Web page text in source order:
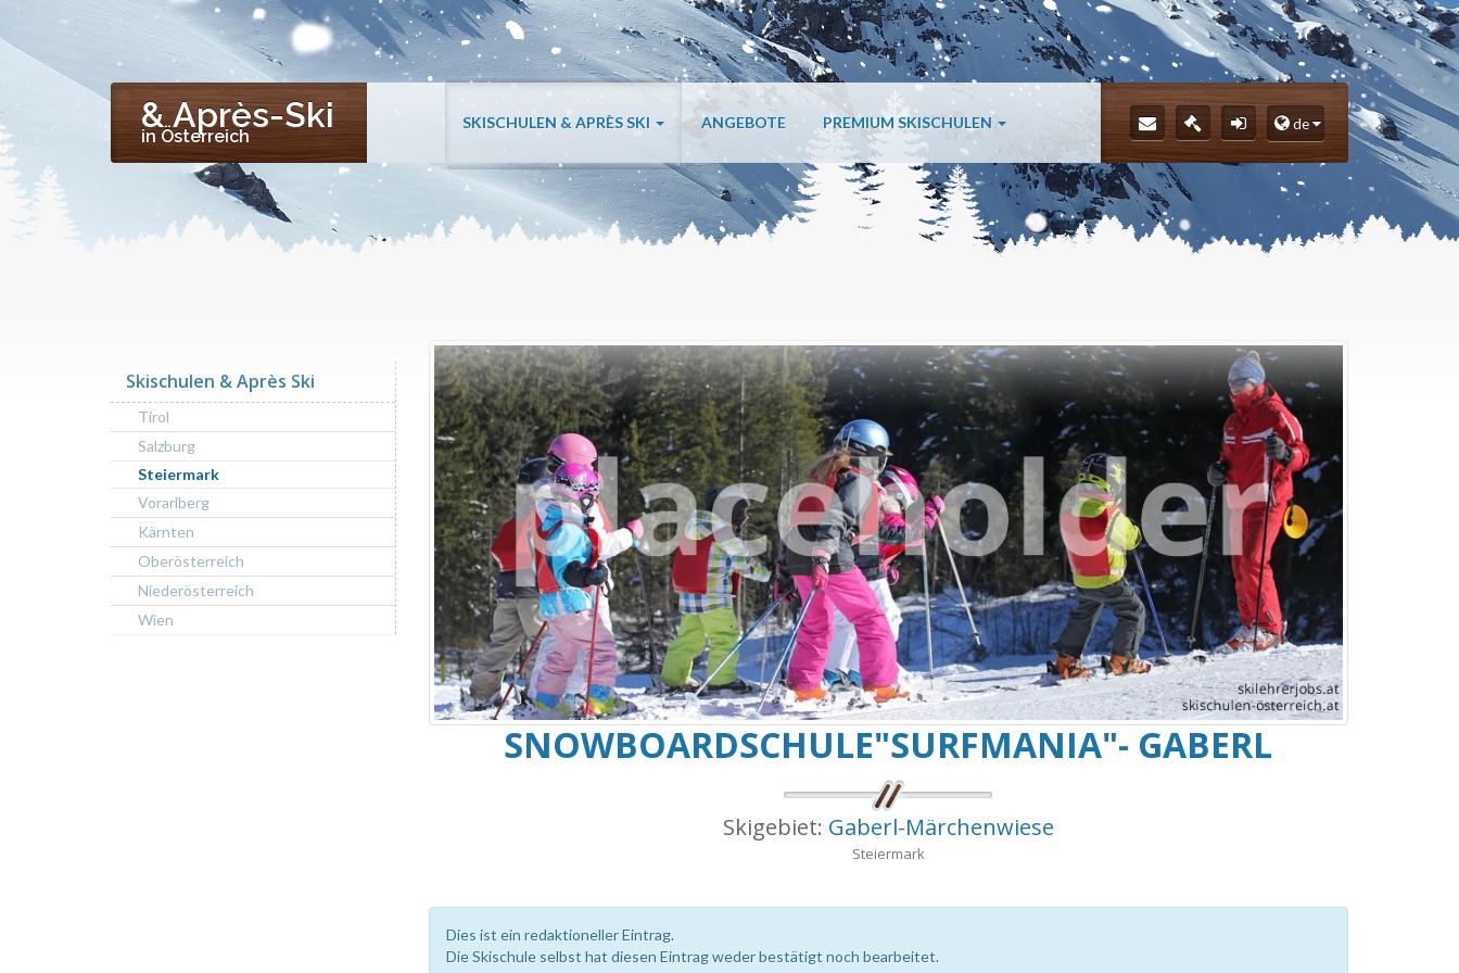
& Après-Ski
in Österreich
SKISCHULEN & APRÈS SKI ANGEBOTE PREMIUM SKISCHULEN de
SNOWBOARDSCHULE"SURFMANIA"- GABERL
Skigebiet: Gaberl-Märchenwiese
Steiermark
Dies ist ein redaktioneller Eintrag.
Die Skischule selbst hat diesen Eintrag weder bestätigt noch bearbeitet.
Skischulen & Après Ski
Tirol
Salzburg
Steiermark
Vorarlberg
Kärnten
Oberösterreich
Niederösterreich
Wien